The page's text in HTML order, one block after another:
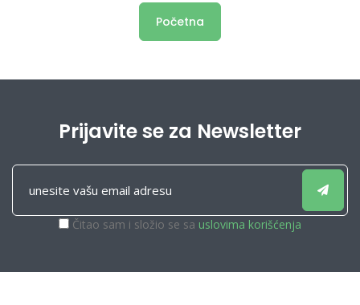
Početna
Prijavite se za Newsletter
Čitao sam i složio se sa uslovima korišćenja